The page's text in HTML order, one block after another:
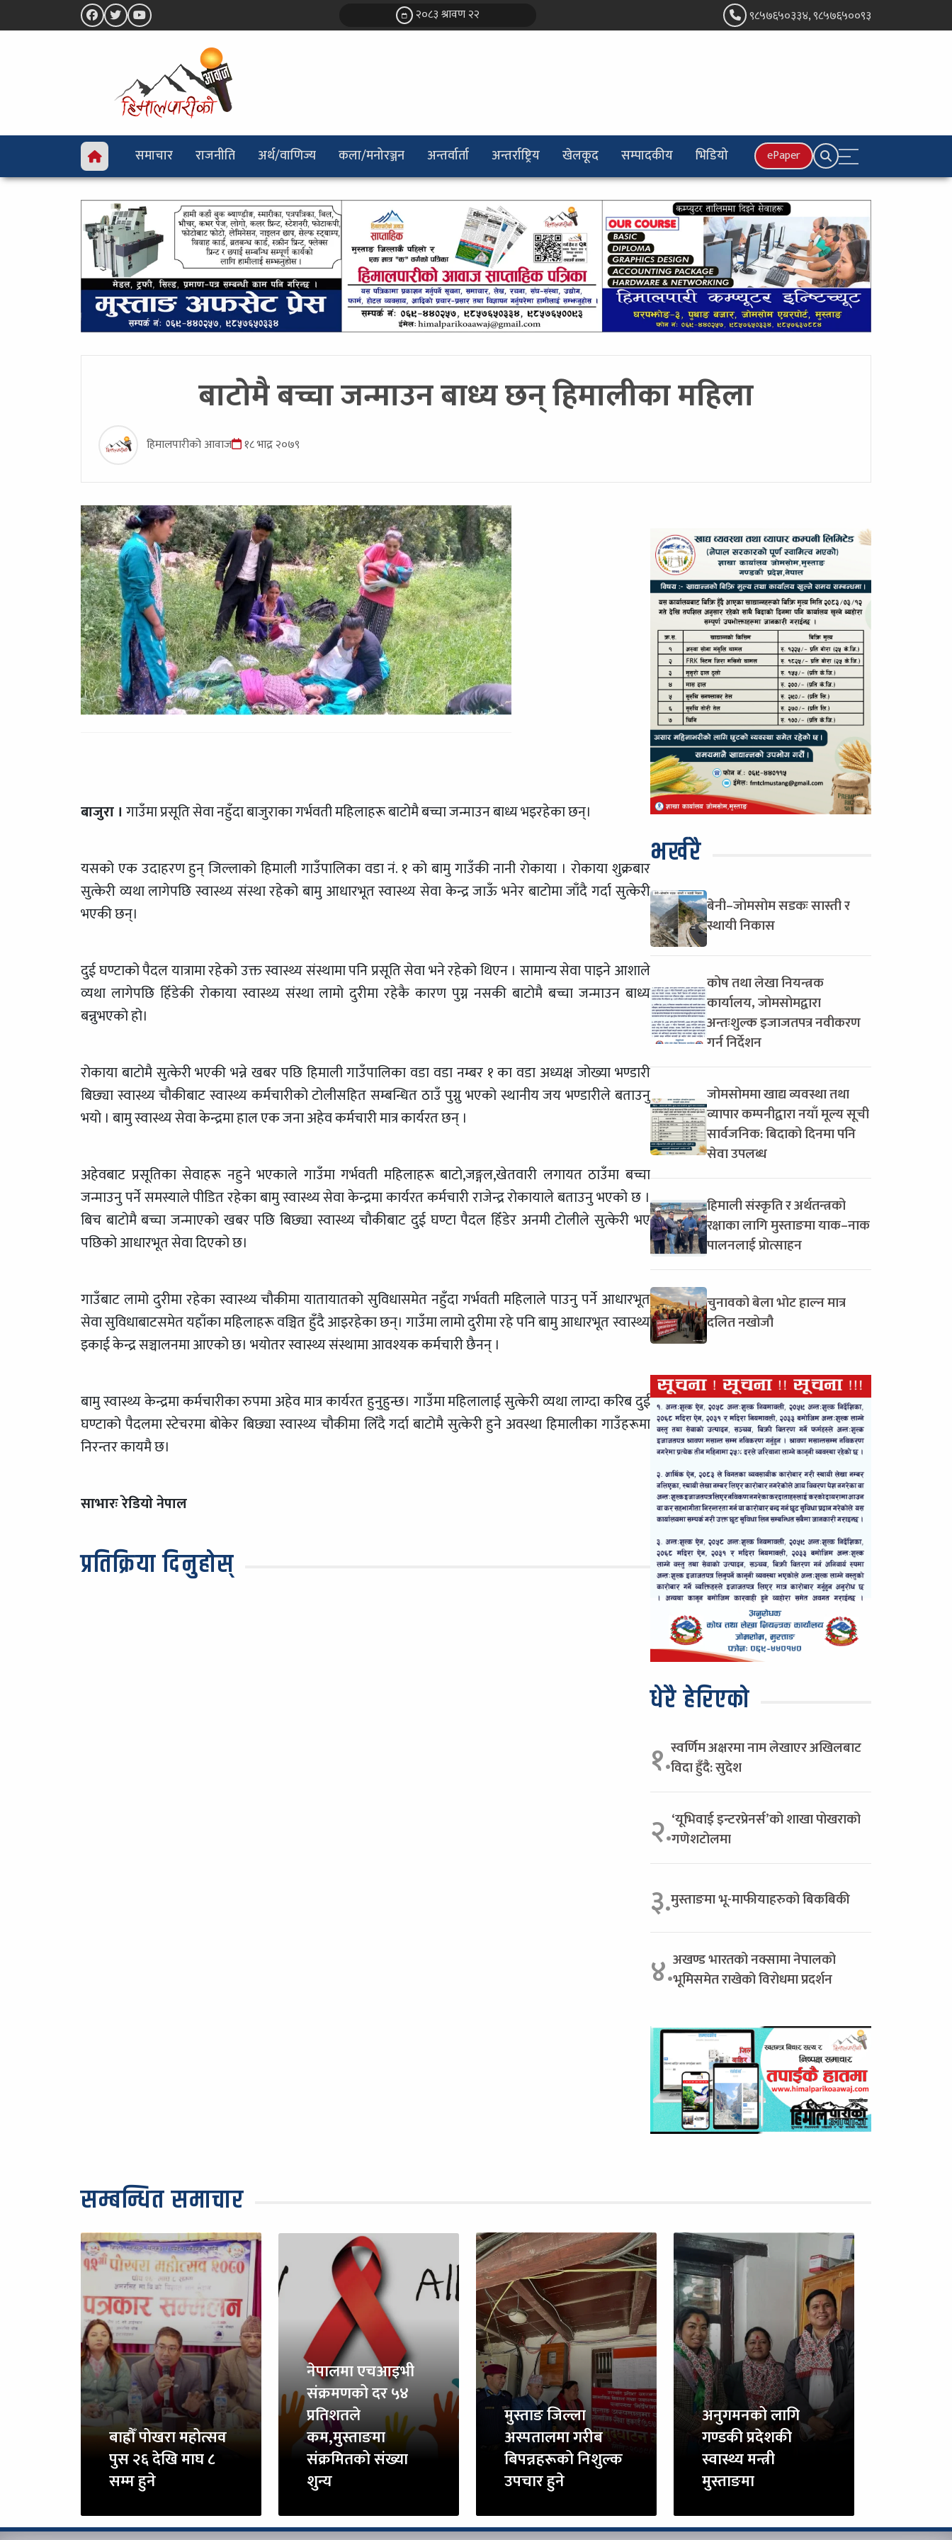
२०८३ श्रावण २२ ९८५७६५०३३४, ९८५७६५००९३
समाचार राजनीति अर्थ/वाणिज्य कला/मनोरञ्जन अन्तर्वार्ता अन्तर्राष्ट्रिय खेलकूद सम्पादकीय भिडियो ePaper
बाटोमै बच्चा जन्माउन बाध्य छन् हिमालीका महिला
हिमालपारीको आवाज १८ भाद्र २०७९
बाजुरा । गाउँमा प्रसूति सेवा नहुँदा बाजुराका गर्भवती महिलाहरू बाटोमै बच्चा जन्माउन बाध्य भइरहेका छन्।
यसको एक उदाहरण हुन् जिल्लाको हिमाली गाउँपालिका वडा नं. १ को बामु गाउँकी नानी रोकाया । रोकाया शुक्रबार
सुत्केरी व्यथा लागेपछि स्वास्थ्य संस्था रहेको बामु आधारभूत स्वास्थ्य सेवा केन्द्र जाऊँ भनेर बाटोमा जाँदै गर्दा सुत्केरी
भएकी छन्।
दुई घण्टाको पैदल यात्रामा रहेको उक्त स्वास्थ्य संस्थामा पनि प्रसूति सेवा भने रहेको थिएन । सामान्य सेवा पाइने आशाले
व्यथा लागेपछि हिँडेकी रोकाया स्वास्थ्य संस्था लामो दुरीमा रहेकै कारण पुग्न नसकी बाटोमै बच्चा जन्माउन बाध्य
बन्नुभएको हो।
रोकाया बाटोमै सुत्केरी भएकी भन्ने खबर पछि हिमाली गाउँपालिका वडा वडा नम्बर १ का वडा अध्यक्ष जोख्या भण्डारी
बिछ्या स्वास्थ्य चौकीबाट स्वास्थ्य कर्मचारीको टोलीसहित सम्बन्धित ठाउँ पुग्नु भएको स्थानीय जय भण्डारीले बताउनु
भयो । बामु स्वास्थ्य सेवा केन्द्रमा हाल एक जना अहेव कर्मचारी मात्र कार्यरत छन् ।
अहेवबाट प्रसूतिका सेवाहरू नहुने भएकाले गाउँमा गर्भवती महिलाहरू बाटो,जङ्गल,खेतवारी लगायत ठाउँमा बच्चा
जन्माउनु पर्ने समस्याले पीडित रहेका बामु स्वास्थ्य सेवा केन्द्रमा कार्यरत कर्मचारी राजेन्द्र रोकायाले बताउनु भएको छ ।
बिच बाटोमै बच्चा जन्माएको खबर पछि बिछ्या स्वास्थ्य चौकीबाट दुई घण्टा पैदल हिँडेर अनमी टोलीले सुत्केरी भए
पछिको आधारभूत सेवा दिएको छ।
गाउँबाट लामो दुरीमा रहेका स्वास्थ्य चौकीमा यातायातको सुविधासमेत नहुँदा गर्भवती महिलाले पाउनु पर्ने आधारभूत
सेवा सुविधाबाटसमेत यहाँका महिलाहरू वञ्चित हुँदै आइरहेका छन्। गाउँमा लामो दुरीमा रहे पनि बामु आधारभूत स्वास्थ्य
इकाई केन्द्र सञ्चालनमा आएको छ। भयोतर स्वास्थ्य संस्थामा आवश्यक कर्मचारी छैनन् ।
बामु स्वास्थ्य केन्द्रमा कर्मचारीका रुपमा अहेव मात्र कार्यरत हुनुहुन्छ। गाउँमा महिलालाई सुत्केरी व्यथा लाग्दा करिब दुई
घण्टाको पैदलमा स्टेचरमा बोकेर बिछ्या स्वास्थ्य चौकीमा लिँदै गर्दा बाटोमै सुत्केरी हुने अवस्था हिमालीका गाउँहरूमा
निरन्तर कायमै छ।
साभारः रेडियाे नेपाल
प्रतिक्रिया दिनुहोस्
भर्खरै
बेनी–जोमसोम सडकः सास्ती र
स्थायी निकास
कोष तथा लेखा नियन्त्रक
कार्यालय, जोमसोमद्वारा
अन्तःशुल्क इजाजतपत्र नवीकरण
गर्न निर्देशन
जोमसोममा खाद्य व्यवस्था तथा
व्यापार कम्पनीद्वारा नयाँ मूल्य सूची
सार्वजनिक: बिदाको दिनमा पनि
सेवा उपलब्ध
हिमाली संस्कृति र अर्थतन्त्रको
रक्षाका लागि मुस्ताङमा याक–नाक
पालनलाई प्रोत्साहन
चुनावको बेला भोट हाल्न मात्र
दलित नखोजौ
धेरै हेरिएको
१.स्वर्णिम अक्षरमा नाम लेखाएर अखिलबाट
विदा हुँदै: सुदेश
२.‘यूभिवाई इन्टरप्रेनर्स’को शाखा पोखराको
गणेशटोलमा
३.मुस्ताङमा भू-माफीयाहरुको बिकबिकी
४.अखण्ड भारतको नक्सामा नेपालको
भूमिसमेत राखेको विरोधमा प्रदर्शन
सम्बन्धित समाचार
बाह्रौँ पोखरा महोत्सव
पुस २६ देखि माघ ८
सम्म हुने
नेपालमा एचआइभी
संक्रमणको दर ५४
प्रतिशतले
कम,मुस्ताङमा
संक्रमितको संख्या
शुन्य
मुस्ताङ जिल्ला
अस्पतालमा गरीब
बिपन्नहरूको निशुल्क
उपचार हुने
अनुगमनको लागि
गण्डकी प्रदेशकी
स्वास्थ्य मन्त्री
मुस्ताङमा